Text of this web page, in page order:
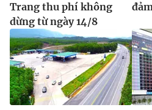
Trang thu phí không
dừng từ ngày 14/8